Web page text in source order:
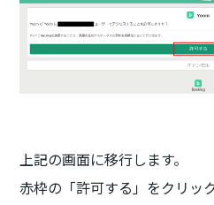
上記の画面に移行します。
赤枠の「許可する」をクリッ